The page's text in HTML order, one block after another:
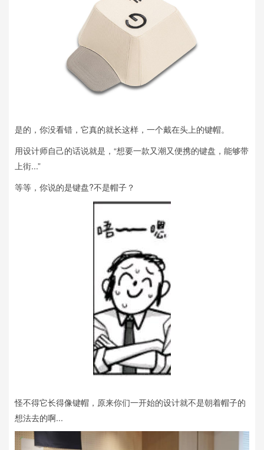
是的，你没看错，它真的就长这样，一个戴在头上的键帽。
用设计师自己的话说就是，“想要一款又潮又便携的键盘，能够带
上街...”
等等，你说的是键盘?不是帽子？
怪不得它长得像键帽，原来你们一开始的设计就不是朝着帽子的
想法去的啊...